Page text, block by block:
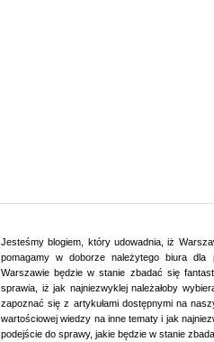
Jesteśmy blogiem, który udowadnia, iż
pomagamy w doborze należytego biura dla
Warszawie będzie w stanie zbadać się
sprawia, iż jak najniezwyklej należałoby
zapoznać się z artykułami dostępnymi na
wartościowej wiedzy na inne tematy i jak
podejście do sprawy, jakie będzie w stanie